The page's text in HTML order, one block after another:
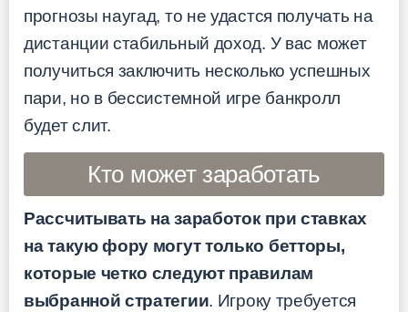
прогнозы наугад, то не удастся получать на
дистанции стабильный доход. У вас может
получиться заключить несколько успешных
пари, но в бессистемной игре банкролл
будет слит.
Кто может заработать
Рассчитывать на заработок при ставках
на такую фору могут только бетторы,
которые четко следуют правилам
выбранной стратегии. Игроку требуется